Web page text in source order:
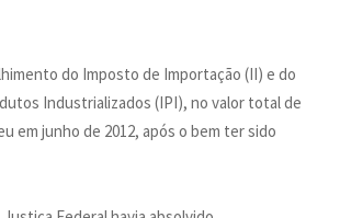
do Imposto de Importação (II) e do
Industrializados (IPI), no valor total de
em junho de 2012, após o bem ter sido